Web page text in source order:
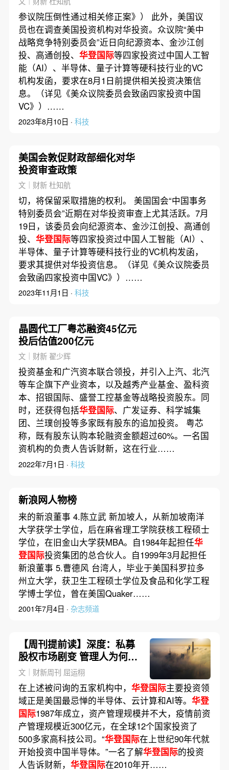
参议院压倒性通过相关修正案》） 此外，美国议
员也在调查美国投资机构对华投资。众议院“美中
战略竞争特别委员会”近日向纪源资本、金沙江创
投、高通创投、 华登国际等四家投资过中国人工智
能（AI）、半导体、量子计算等硬科技行业的VC
机构发函，要求在8月1日前提供相关投资决策信
息。（详见《美众议院委员会致函四家投资中国
VC》）……
2023年8月10日 · 科技
美国会敦促财政部细化对华
投资审查政策
文｜财新 杜知航
切，将保留采取措施的权利。 美国国会“中国事务
特别委员会”近期在对华投资审查上尤其活跃。7月
19日，该委员会向纪源资本、金沙江创投、高通创
投、 华登国际等四家投资过中国人工智能（AI）、
半导体、量子计算等硬科技行业的VC机构发函，
要求其提供对华投资信息。（详见《美众议院委员
会致函四家投资中国VC》）……
2023年11月1日 · 科技
晶圆代工厂粤芯融资45亿元
投后估值200亿元
文｜财新 翟少辉
投资基金和广汽资本联合领投，并引入上汽、北汽
等车企旗下产业资本，以及越秀产业基金、盈科资
本、招银国际、盛誉工控基金等战略投资股东。同
时，还获得包括华登国际、广发证券、科学城集
团、兰璞创投等多家既有股东的追加投资。 粤芯
称，既有股东认购本轮融资金额超过60%。一名国
资机构的负责人告诉财新，这在行业……
2022年7月1日 · 科技
新浪网人物榜
来的新浪董事 4.陈立武 新加坡人，从新加坡南洋
大学获学士学位，后在麻省理工学院获核工程硕士
学位，在旧金山大学获MBA。自1984年起担任华
登国际投资集团的总合伙人。自1999年3月起担任
新浪董事 5.曹德风 台湾人，毕业于美国科罗拉多
州立大学，获卫生工程硕士学位及食品和化学工程
学博士学位，曾在美国Quaker……
2001年7月4日 · 杂志频道
【周刊提前读】深度：私募
股权市场剧变 管理人为何开
始打掼蛋？
文｜财新周刊 屈运栩
在上述被问询的五家机构中， 华登国际主要投资领
域正是美国最忌惮的半导体、云计算和AI等。 华登
国际1987年成立，资产管理规模并不大，疫情前资
产管理规模近300亿元，在全球12个国家投资了
500多家高科技公司。“华登国际在上世纪90年代就
开始投资中国半导体。”一名了解华登国际的投资
人告诉财新， 华登国际在2010年开……